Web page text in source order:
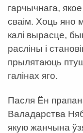
гарчычнага,
сваім. Хоць яно
калі вырасце,
расліны і
прылятаюць
галінах яго.
Пасля Ён
Валадарства
якую жанчына